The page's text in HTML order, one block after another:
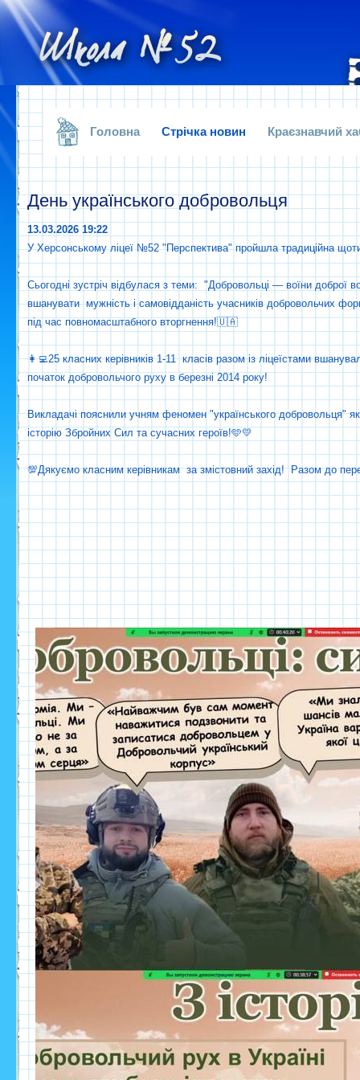
.
Головна Стрічка новин Краєзнавчий
День українського добровольця
13.03.2026 19:22
У Херсонському ліцеї №52 "Перспектива" пройшла традиційна
Сьогодні зустріч відбулася з теми: "Добровольці — воїни доброї
вшанувати мужність і самовідданість учасників добровольчих
під час повномасштабного вторгнення!🇺🇦
👩‍💻25 класних керівників 1-11 класів разом із ліцеїстами
початок добровольчого руху в березні 2014 року!
Викладачі пояснили учням феномен "українського добровольця"
історію Збройних Сил та сучасних героїв!🩵💛
💯Дякуємо класним керівникам за змістовний захід! Разом до